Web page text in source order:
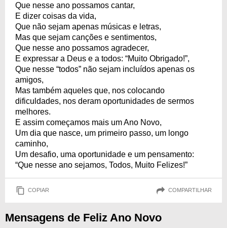
Que nesse ano possamos cantar,
E dizer coisas da vida,
Que não sejam apenas músicas e letras,
Mas que sejam canções e sentimentos,
Que nesse ano possamos agradecer,
E expressar a Deus e a todos: “Muito Obrigado!”,
Que nesse “todos” não sejam incluídos apenas os
amigos,
Mas também aqueles que, nos colocando
dificuldades, nos deram oportunidades de sermos
melhores.
E assim começamos mais um Ano Novo,
Um dia que nasce, um primeiro passo, um longo
caminho,
Um desafio, uma oportunidade e um pensamento:
“Que nesse ano sejamos, Todos, Muito Felizes!”
COPIAR COMPARTILHAR
Mensagens de Feliz Ano Novo